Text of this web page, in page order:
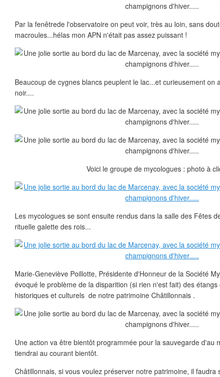
Par la fenêtrede l'observatoire on peut voir, très au loin, sans
macroules...hélas mon APN n'était pas assez puissant !
Beaucoup de cygnes blancs peuplent le lac...et curieusement on
noir....
Voici le groupe de mycologues : photo à
Les mycologues se sont ensuite rendus dans la salle des Fêtes
rituelle galette des rois...
Marie-Geneviève Poillotte, Présidente d'Honneur de la Société
évoqué le problème de la disparition (si rien n'est fait) des
historiques et culturels de notre patrimoine Châtillonnais .
Une action va être bientôt programmée pour la sauvegarde d'au
tiendrai au courant bientôt.
Châtillonnais, si vous voulez préserver notre patrimoine, il faudra